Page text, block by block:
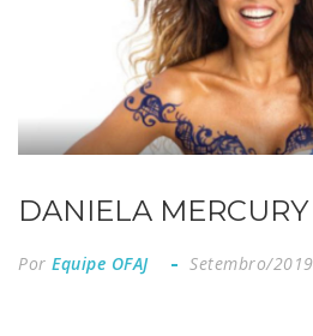
DANIELA MERCURY
Por Equipe OFAJ Setembro/2019